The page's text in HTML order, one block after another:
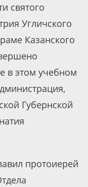
святого
Угличского
Казанского
в этом учебном
Губернской
протоиерей